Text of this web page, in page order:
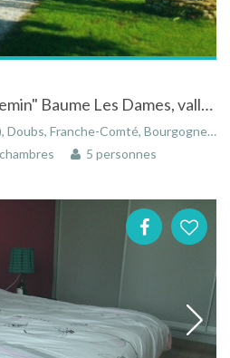
Chambre d'hôtes "Vuillemin" Baume Les Dames, vallée du Doubs, belle maison avec jardin au calme
Comté, Bourgogne-Franche-Comté, France
5 personnes